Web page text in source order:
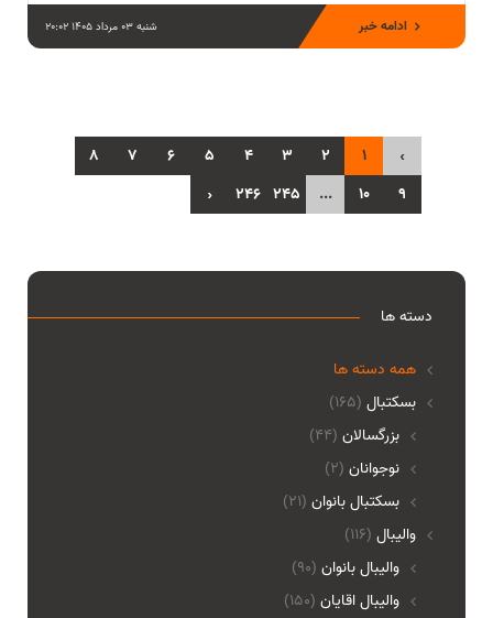
شنبه 03 مرداد 1405 20:02 ادامه خبر
‹
1
2
3
4
5
6
7
8
9
10
...
245
246
›
دسته ها
همه دسته ها
(165) بسکتبال
بزرگسالان (44)
نوجوانان (2)
بسکتبال بانوان (21)
(116) والیبال
واليبال بانوان (90)
واليبال اقايان (150)